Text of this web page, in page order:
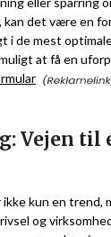
det være en
i de mest
at få en
Vejen til
kun en trend,
og